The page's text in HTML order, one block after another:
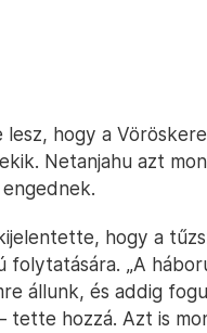
lesz, hogy a
Netanjahu azt
hogy a
folytatására. „A
állunk, és addig
tette hozzá. Azt is